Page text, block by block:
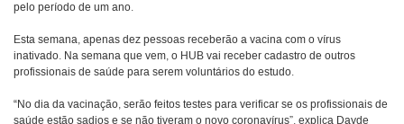
pelo período de um ano.
Esta semana, apenas dez pessoas receberão a vacina com o vírus
inativado. Na semana que vem, o HUB vai receber cadastro de outros
profissionais de saúde para serem voluntários do estudo.
“No dia da vacinação, serão feitos testes para verificar se os profissionais de
saúde estão sadios e se não tiveram o novo coronavírus”, explica Dayde